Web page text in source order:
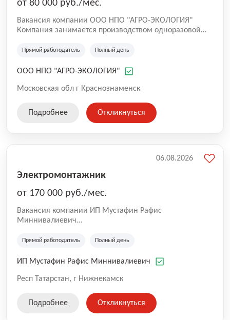
от 80 000 руб./мес.
Вакансия компании ООО НПО "АГРО-ЭКОЛОГИЯ"
Компания занимается производством одноразовой
яичные лотки, лотки "Доширак", ланч-боксы, работает
пропуск в Краснознаменск не требуется.
Прямой работодатель Полный день
ООО НПО "АГРО-ЭКОЛОГИЯ"
Московская обл г Краснознаменск
Подробнее Откликнуться
Электромонтажник
от 170 000 руб./мес.
Вакансия компании ИП Мустафин Рафис
Миннивалиевич
совершенствующаяся компания в сфере аренды и
История фирмы начинается с 1992 года.
Прямой работодатель Полный день
ИП Мустафин Рафис Миннивалиевич
Респ Татарстан, г Нижнекамск
06.08.2026
Подробнее Откликнуться